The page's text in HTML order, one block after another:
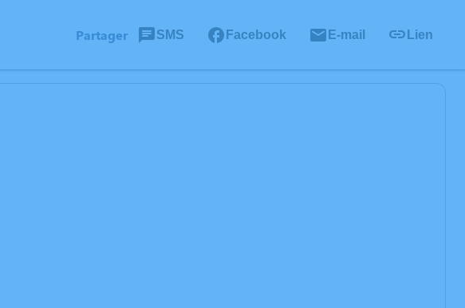
Partager SMS Facebook E-mail Lien